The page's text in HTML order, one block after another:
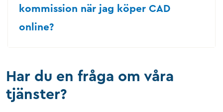
kommission när jag köper CAD
online?
Har du en fråga om våra
tjänster?